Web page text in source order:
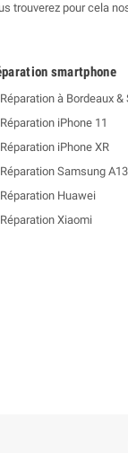
trouverez pour cela
smartphone
Réparation à Bordeaux &
Réparation iPhone 11
Réparation iPhone XR
Réparation Samsung A13
Réparation Huawei
Réparation Xiaomi